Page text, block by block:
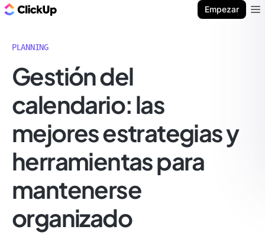
Empezar
PLANNING
Gestión del
calendario: las
mejores estrategias y
herramientas para
mantenerse
organizado